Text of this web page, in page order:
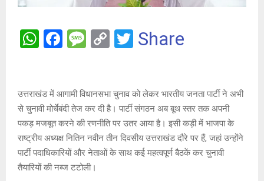
W
s
A
p
p
F
b
o
o
k
M
a
g
e
C
Li
n
k
T
er
Share
उत्तराखंड में आगामी विधानसभा चुनाव को लेकर भारतीय जनता पार्टी ने अभी
से चुनावी मोर्चेबंदी तेज कर दी है। पार्टी संगठन अब बूथ स्तर तक अपनी
पकड़ मजबूत करने की रणनीति पर उतर आया है। इसी कड़ी में भाजपा के
राष्ट्रीय अध्यक्ष नितिन नवीन तीन दिवसीय उत्तराखंड दौरे पर हैं, जहां उन्होंने
पार्टी पदाधिकारियों और नेताओं के साथ कई महत्वपूर्ण बैठकें कर चुनावी
तैयारियों की नब्ज टटोली।